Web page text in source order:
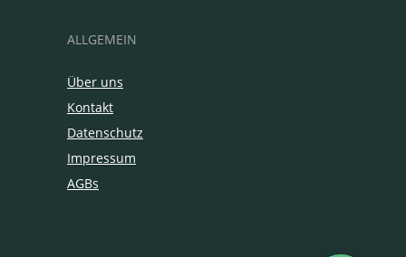
ALLGEMEIN
Über uns
Kontakt
Datenschutz
Impressum
AGBs